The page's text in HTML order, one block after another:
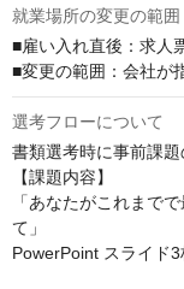
就業場所の変更の範囲
■雇い入れ直後：求人
■変更の範囲：会社が
選考フローについて
書類選考時に事前課題
【課題内容】
「あなたがこれまで
て」
PowerPoint スライド3